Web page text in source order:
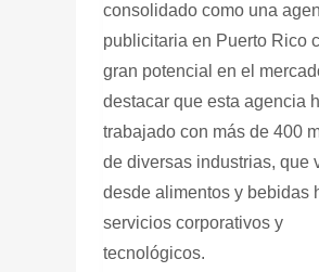
consolidado como una
publicitaria en Puerto Rico
gran potencial en el
destacar que esta agencia
trabajado con más de 400
de diversas industrias, que
desde alimentos y bebidas
servicios corporativos y
tecnológicos.